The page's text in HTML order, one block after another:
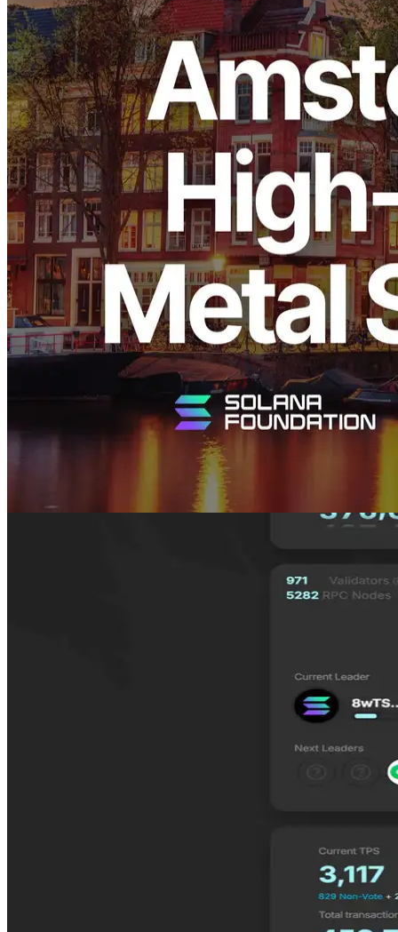
ELSOUL LABO B.V.（總部：荷蘭阿姆斯特丹，CEO：
Fumitake Kawasaki）與 Validators DAO 宣佈，ERPC 在阿姆斯
特丹地區提供的面向 Solana 最佳化的高效能裸金屬伺服
器"Ryzen 9950X"已售罄。 同時，專業級"Stream Bundle Pro"套
餐也已售罄。 為滿足快速增長的需求，ERPC 正在加強後續
批次的採購體系。 衷心感謝所有使用者和開發者的持續支
援。
阿姆斯特丹需求增長——Solana 網路的
核心樞紐